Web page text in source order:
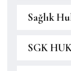
Sağlık
SGK